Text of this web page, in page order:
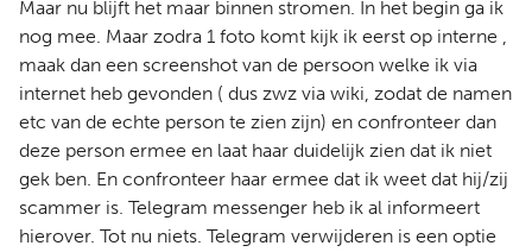
Maar nu blijft het maar binnen stromen. In het begin ga ik
nog mee. Maar zodra 1 foto komt kijk ik eerst op interne ,
maak dan een screenshot van de persoon welke ik via
internet heb gevonden ( dus zwz via wiki, zodat de namen
etc van de echte person te zien zijn) en confronteer dan
deze person ermee en laat haar duidelijk zien dat ik niet
gek ben. En confronteer haar ermee dat ik weet dat hij/zij
scammer is. Telegram messenger heb ik al informeert
hierover. Tot nu niets. Telegram verwijderen is een optie